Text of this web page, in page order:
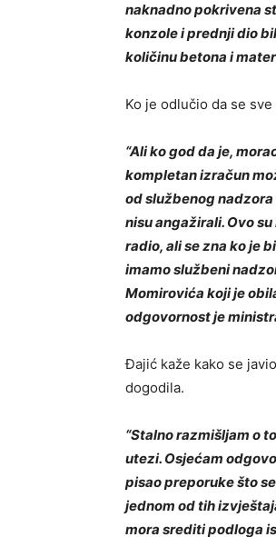
naknadno pokrivena
konzole i prednji dio
količinu betona i
Ko je odlučio da se
“Ali ko god da je,
kompletan izračun
od službenog
nisu angažirali. Ovo
radio, ali se zna ko je
imamo službeni
Momirovića koji je
odgovornost je
Đajić kaže kako se
dogodila.
“Stalno razmišljam o
utezi. Osjećam
pisao preporuke što
jednom od tih
mora srediti podloga